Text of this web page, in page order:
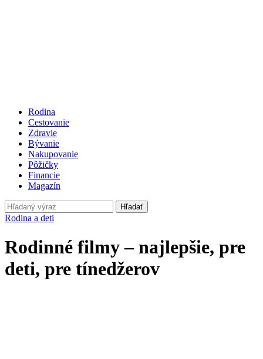
Rodina
Cestovanie
Zdravie
Bývanie
Nakupovanie
Pôžičky
Financie
Magazín
Hľadať
Rodina a deti
Rodinné filmy – najlepšie, pre
deti, pre tínedžerov